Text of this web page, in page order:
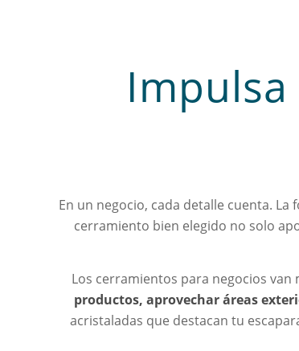
En un negocio, cada detalle cuenta. La
cerramiento bien elegido no solo
Los cerramientos para negocios van
productos, aprovechar áreas
acristaladas que destacan tu